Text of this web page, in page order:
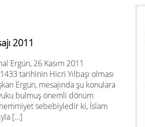
2011
Ergün, 26 Kasım 2011
tarihinin Hicri Yılbaşı olması
Ergün, mesajında şu konulara
bulmuş önemli dönüm
sebebiyledir ki, İslam
[…]